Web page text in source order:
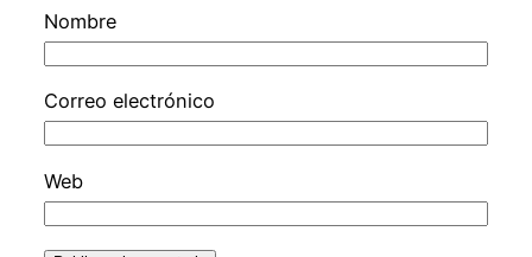
Nombre
Correo electrónico
Web